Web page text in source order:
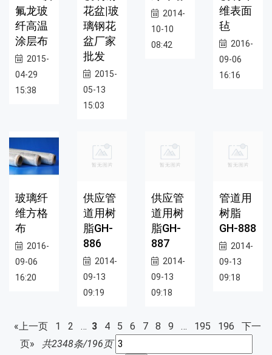
氟龙玻
纤高温
涂层布
2015-
04-29
15:38
花盆|玻
璃钢花
盆厂家
批发
2015-
05-13
15:03
2014-
10-10
08:42
维表面
毡
2016-
09-06
16:16
玻璃纤
维方格
布
2016-
09-06
16:20
供应管
道用树
脂GH-
886
2014-
09-13
09:19
供应管
道用树
脂GH-
887
2014-
09-13
09:18
管道用
树脂
GH-888
2014-
09-13
09:18
«上一页 1 2 … 3 4 5 6 7 8 9 … 195 196
下一
页»
共2348条/196页